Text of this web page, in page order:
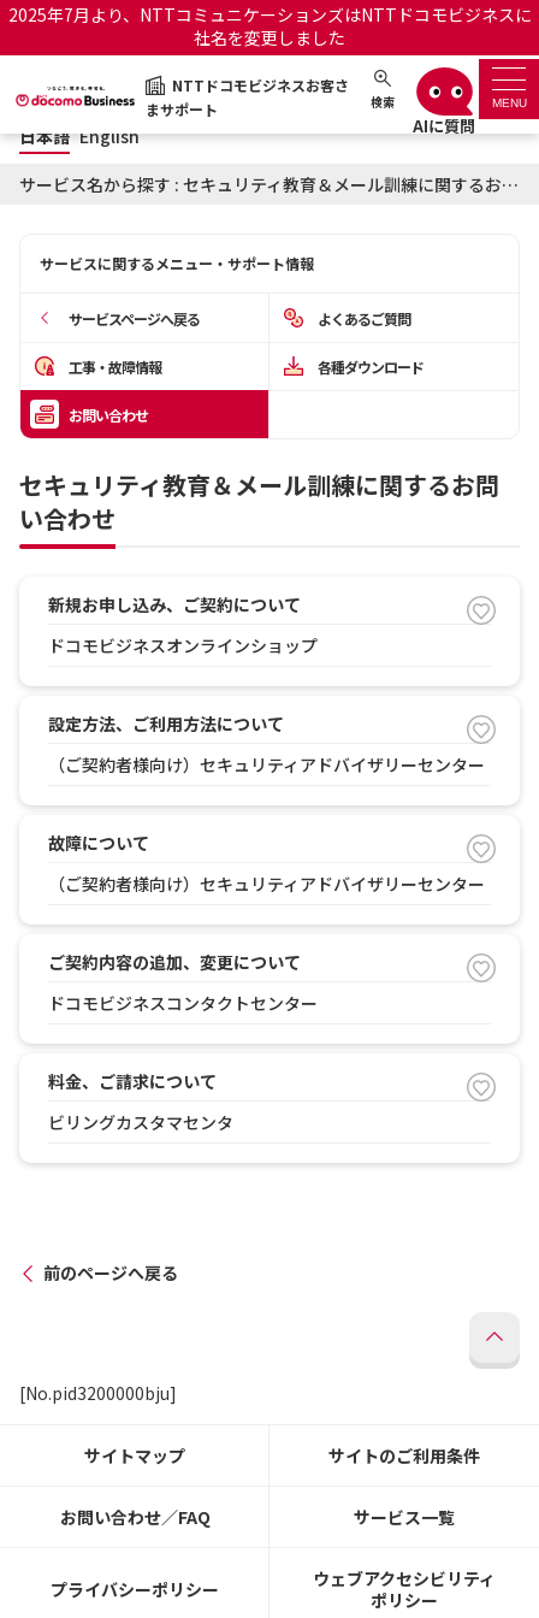
2025年7月より、NTTコミュニケーションズはNTTドコモビジネスに
社名を変更しました
NTTドコモビジネスお客さ
まサポート
検索 MENU
NTTドコモビジネスお客さまサポート 日本語 English
サポートトップ
お知らせ サポートサイトの使い方
OCNのお客さまはこちら
オフィシャルサイト
日本語 English
サービス名から探す : セキュリティ教育＆メール訓練に関するお問い合わせ
サービスに関するメニュー・サポート情報
サービスページへ戻る よくあるご質問
工事・故障情報 各種ダウンロード
お問い合わせ
セキュリティ教育＆メール訓練に関するお問
い合わせ
新規お申し込み、ご契約について
ドコモビジネスオンラインショップ
設定方法、ご利用方法について
（ご契約者様向け）セキュリティアドバイザリーセンター
故障について
（ご契約者様向け）セキュリティアドバイザリーセンター
ご契約内容の追加、変更について
ドコモビジネスコンタクトセンター
料金、ご請求について
ビリングカスタマセンタ
前のページへ戻る
[No.pid3200000bju]
サイトマップ サイトのご利用条件
お問い合わせ／FAQ サービス一覧
プライバシーポリシー
ウェブアクセシビリティ
ポリシー